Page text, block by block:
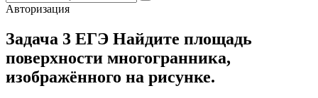
Авторизация
Задача 3 ЕГЭ Найдите площадь
поверхности многогранника,
изображённого на рисунке.